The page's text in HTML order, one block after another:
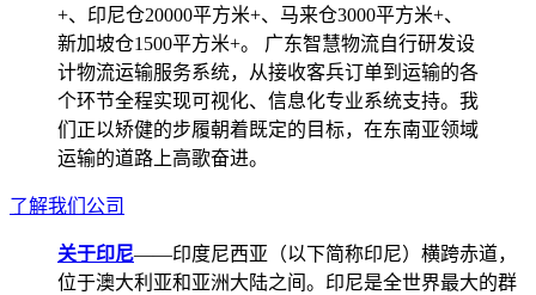
+、印尼仓20000平方米+、马来仓3000平方米+、
新加坡仓1500平方米+。 广东智慧物流自行研发设
计物流运输服务系统，从接收客兵订单到运输的各
个环节全程实现可视化、信息化专业系统支持。我
们正以矫健的步履朝着既定的目标，在东南亚领域
运输的道路上高歌奋进。
了解我们公司
关于印尼——印度尼西亚（以下简称印尼）横跨赤道，
位于澳大利亚和亚洲大陆之间。印尼是全世界最大的群